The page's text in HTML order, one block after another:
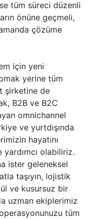
tüm süreci düzenli
önüne geçmeli,
çözüme
için yeni
yerine tüm
şirketine de
B2B ve B2C
omnichannel
ve yurtdışında
hayatını
yardımcı olabiliriz.
ister geleneksel
taşıyın, lojistik
ve kusursuz bir
uzman ekiplerimiz
tüm